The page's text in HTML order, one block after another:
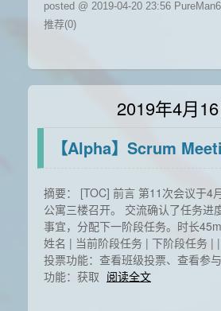
posted @ 2019-04-20 23:56 PureMan6
推荐(0)
2019年4月
【Alpha】Scrum
摘要： [TOC] 前言 第11次会议于4
公寓三楼召开。 交流确认了任务进
事宜，分配下一阶段任务。时长
姓名 | 当前阶段任务 | 下阶段任务 |
投票功能：查看班级投票、查看参
功能：获取 阅读全文